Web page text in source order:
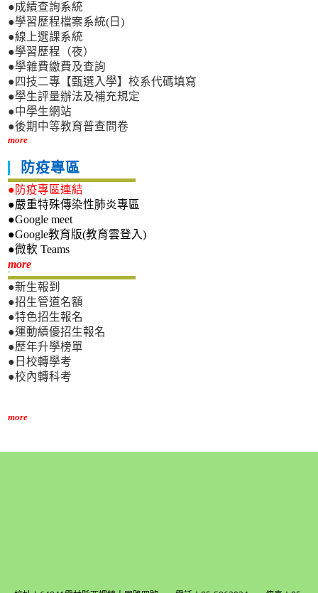
●成績查詢系統
●學習歷程檔案系統(日)
●線上選課系統
●學習歷程（夜）
●學雜費繳費及查詢
●四技二專【甄選入學】校系代碼填寫
●學生評量辦法及補充規定
●中學生網站
●後期中等教育普查問卷
more
防疫專區
●防疫專區連結
●嚴重特殊傳染性肺炎專區
●Google meet
●Google教育版(教育雲登入)
●微軟 Teams
more新生專區
●新生報到
●招生管道名額
●特色招生報名
●運動績優招生報名
●歷年升學榜單
●日校轉學考
●校內轉科考
more